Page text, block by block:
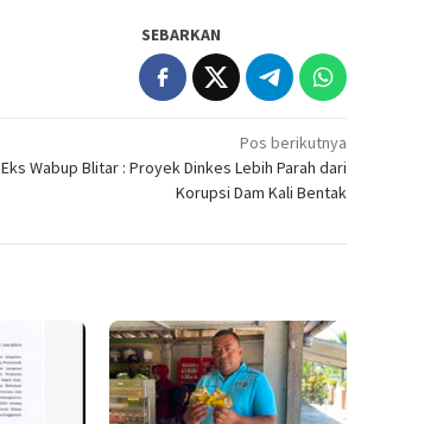
SEBARKAN
Pos berikutnya
Eks Wabup Blitar : Proyek Dinkes Lebih Parah dari
Korupsi Dam Kali Bentak